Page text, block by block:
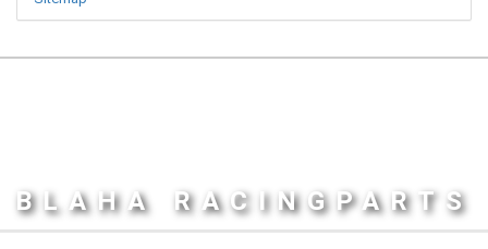
BLAHA RACINGPARTS